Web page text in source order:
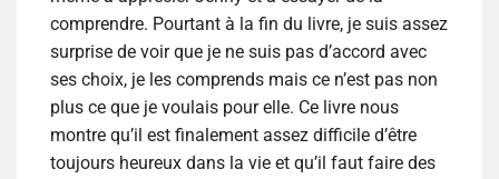
comprendre. Pourtant à la fin du livre, je suis assez
surprise de voir que je ne suis pas d’accord avec
ses choix, je les comprends mais ce n’est pas non
plus ce que je voulais pour elle. Ce livre nous
montre qu’il est finalement assez difficile d’être
toujours heureux dans la vie et qu’il faut faire des